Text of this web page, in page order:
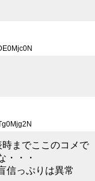
までここのコメで
・・・
信っぷりは異常